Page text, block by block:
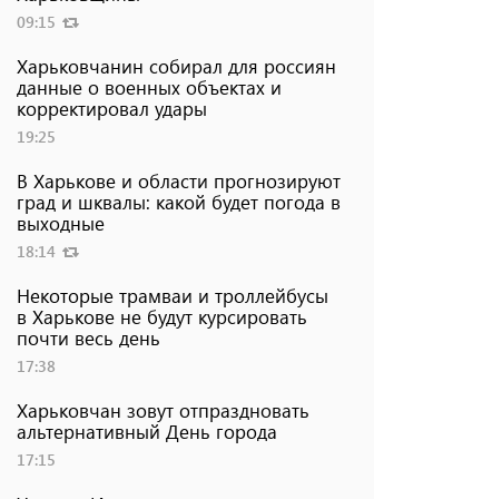
09:15
Харьковчанин собирал для россиян
данные о военных объектах и ​​
корректировал удары
19:25
В Харькове и области прогнозируют
град и шквалы: какой будет погода в
выходные
18:14
Некоторые трамваи и троллейбусы
в Харькове не будут курсировать
почти весь день
17:38
Харьковчан зовут отпраздновать
альтернативный День города
17:15